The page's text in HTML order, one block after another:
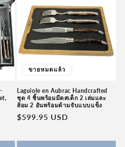
ขายหมดแล้ว
Laguiole en Aubrac Handcrafted
ชุด 4 ชิ้นพร้อมมีดสเต็ก 2 เล่มและ
ส้อม 2 อันพร้อมด้ามจับแบบแข็ง
ราคา
$599.95 USD